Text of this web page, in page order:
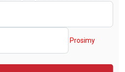
Prosimy